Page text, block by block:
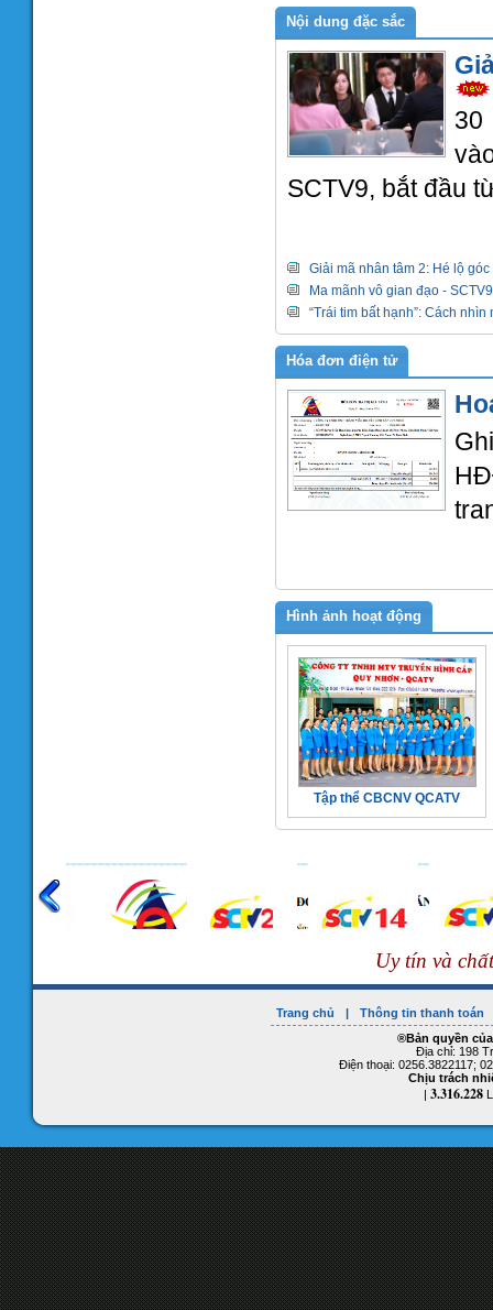
Nội dung đặc sắc
30
SCTV9, bắt đầu
Giải mã nhân tâm 2: Hé lộ
Ma mãnh vô gian đạo -
“Trái tim bất hạnh”: Cách
Hóa đơn điện tử
Hình ảnh hoạt động
Tập thể CBCNV QCATV
Uy tín và
Trang chủ |
Thông tin thanh toán
®Bản quyền
Địa chỉ: 198
Điện thoại: 0256.3822117;
Chịu trách
| 3.316.228